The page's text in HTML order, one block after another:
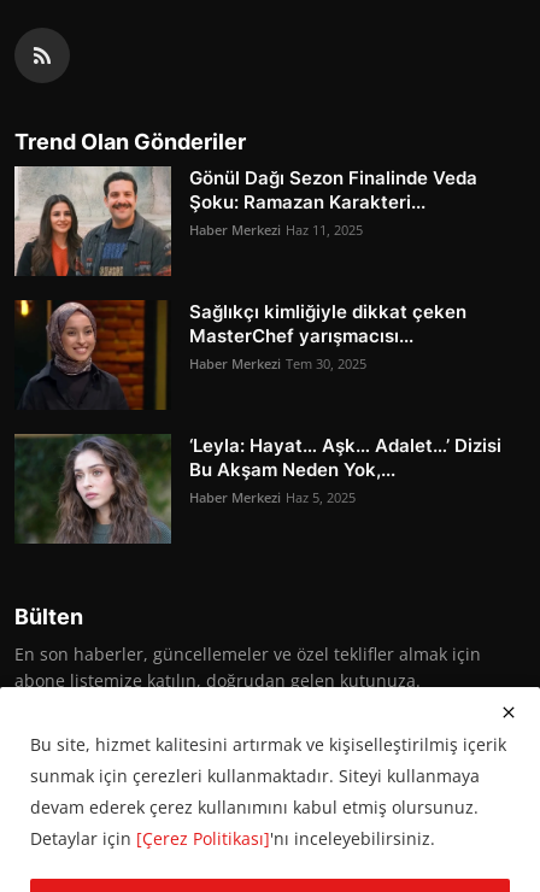
Trend Olan Gönderiler
Gönül Dağı Sezon Finalinde Veda
Şoku: Ramazan Karakteri...
Haber Merkezi Haz 11, 2025
Sağlıkçı kimliğiyle dikkat çeken
MasterChef yarışmacısı...
Haber Merkezi Tem 30, 2025
‘Leyla: Hayat… Aşk… Adalet…’ Dizisi
Bu Akşam Neden Yok,...
Haber Merkezi Haz 5, 2025
Bülten
En son haberler, güncellemeler ve özel teklifler almak için
abone listemize katılın, doğrudan gelen kutunuza.
Abone Ol
Bu site, hizmet kalitesini artırmak ve kişiselleştirilmiş içerik
sunmak için çerezleri kullanmaktadır. Siteyi kullanmaya
devam ederek çerez kullanımını kabul etmiş olursunuz.
Detaylar için [Çerez Politikası]'nı inceleyebilirsiniz.